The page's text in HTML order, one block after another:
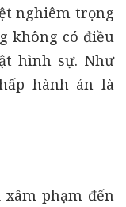
nghiêm trọng
không có điều
hình sự. Như
hành án là
phạm đến